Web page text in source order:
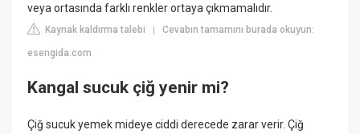
veya ortasında farklı renkler ortaya çıkmamalıdır.
Kaynak kaldırma talebi |Cevabın tamamını burada okuyun:
esengida.com
Kangal sucuk çiğ yenir mi?
Çiğ sucuk yemek mideye ciddi derecede zarar verir. Çiğ